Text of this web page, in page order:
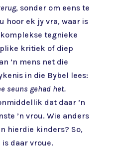
, sonder om eens te
hoor ek jy vra, waar is
tegnieke
kritiek of diep
’n mens net die
in die Bybel lees:
seuns gehad het.
dat daar ’n
’n vrou. Wie anders
hierdie kinders? So,
daar vroue.